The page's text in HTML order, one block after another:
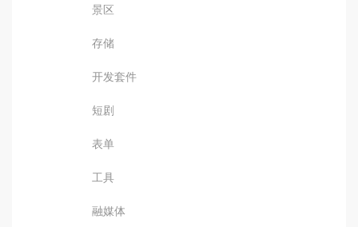
景区
存储
开发套件
短剧
表单
工具
融媒体